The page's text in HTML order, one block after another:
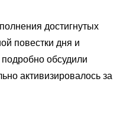
достигнутых
повестки дня и
обсудили
активизировалось за